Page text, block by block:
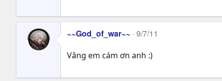
~~God_of_war~~ 9/7/11
Vâng em cám ơn anh :)